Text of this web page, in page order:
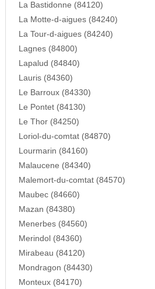
La Bastidonne (84120)
La Motte-d-aigues (84240)
La Tour-d-aigues (84240)
Lagnes (84800)
Lapalud (84840)
Lauris (84360)
Le Barroux (84330)
Le Pontet (84130)
Le Thor (84250)
Loriol-du-comtat (84870)
Lourmarin (84160)
Malaucene (84340)
Malemort-du-comtat (84570)
Maubec (84660)
Mazan (84380)
Menerbes (84560)
Merindol (84360)
Mirabeau (84120)
Mondragon (84430)
Monteux (84170)